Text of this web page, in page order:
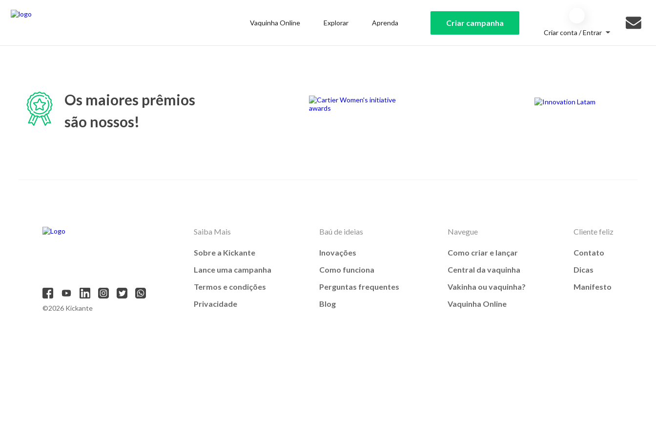
Vaquinha Online Explorar Aprenda Criar campanha
Criar conta / Entrar
Os maiores prêmios
são nossos!
©2026 Kickante
Saiba Mais
Sobre a Kickante
Lance uma campanha
Termos e condições
Privacidade
Baú de ideias
Inovações
Como funciona
Perguntas frequentes
Blog
Navegue
Como criar e lançar
Central da vaquinha
Vakinha ou vaquinha?
Vaquinha Online
Cliente feliz
Contato
Dicas
Manifesto